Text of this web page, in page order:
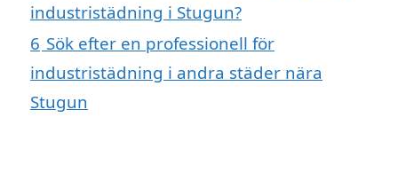
industristädning i Stugun?
6 Sök efter en professionell för
industristädning i andra städer nära
Stugun